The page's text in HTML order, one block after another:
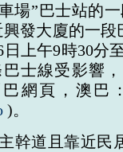
場”巴士站的
興發大廈的一
上午9時30分
士線受影響
網頁，澳巴
)。
幹道且靠近民